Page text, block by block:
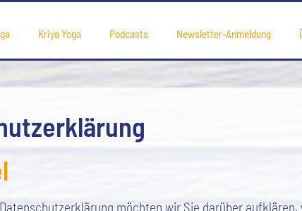
Kriya Yoga Podcasts Newsletter-Anmeldung
möchten wir Sie darüber aufklären,